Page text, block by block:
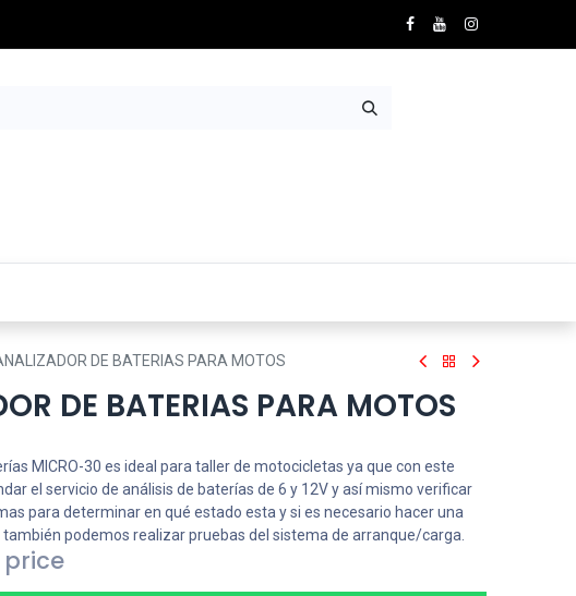
DE BATERIAS PARA MOTOS
DE BATERIAS PARA MOTOS
MICRO-30 es ideal para taller de motocicletas ya que con este
el servicio de análisis de baterías de 6 y 12V y así mismo verificar
para determinar en qué estado esta y si es necesario hacer una
podemos realizar pruebas del sistema de arranque/carga.
price